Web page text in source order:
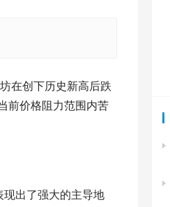
在创下历史新高后跌
前价格阻力范围内苦
出了强大的主导地